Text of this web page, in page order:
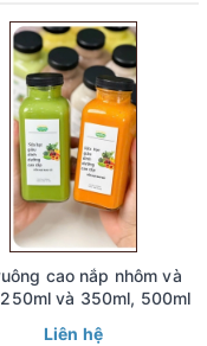
cao nắp nhôm và
và 350ml, 500ml
Liên hệ